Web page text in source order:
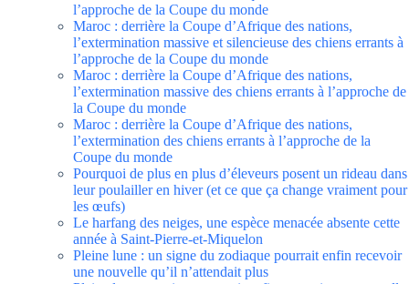
l’approche de la Coupe du monde
Maroc : derrière la Coupe d’Afrique des nations,
l’extermination massive et silencieuse des chiens errants à
l’approche de la Coupe du monde
Maroc : derrière la Coupe d’Afrique des nations,
l’extermination massive des chiens errants à l’approche de
la Coupe du monde
Maroc : derrière la Coupe d’Afrique des nations,
l’extermination des chiens errants à l’approche de la
Coupe du monde
Pourquoi de plus en plus d’éleveurs posent un rideau dans
leur poulailler en hiver (et ce que ça change vraiment pour
les œufs)
Le harfang des neiges, une espèce menacée absente cette
année à Saint-Pierre-et-Miquelon
Pleine lune : un signe du zodiaque pourrait enfin recevoir
une nouvelle qu’il n’attendait plus